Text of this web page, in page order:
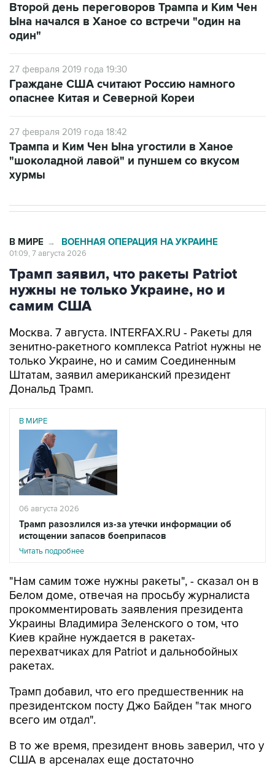
Второй день переговоров Трампа и Ким Чен
Ына начался в Ханое со встречи "один на
один"
27 февраля 2019 года 19:30
Граждане США считают Россию намного
опаснее Китая и Северной Кореи
27 февраля 2019 года 18:42
Трампа и Ким Чен Ына угостили в Ханое
"шоколадной лавой" и пуншем со вкусом
хурмы
В МИРЕ → ВОЕННАЯ ОПЕРАЦИЯ НА УКРАИНЕ
01:09, 7 августа 2026
Трамп заявил, что ракеты Patriot
нужны не только Украине, но и
самим США
Москва. 7 августа. INTERFAX.RU - Ракеты для
зенитно-ракетного комплекса Patriot нужны не
только Украине, но и самим Соединенным
Штатам, заявил американский президент
Дональд Трамп.
В МИРЕ
06 августа 2026
Трамп разозлился из-за утечки информации об
истощении запасов боеприпасов
Читать подробнее
"Нам самим тоже нужны ракеты", - сказал он в
Белом доме, отвечая на просьбу журналиста
прокомментировать заявления президента
Украины Владимира Зеленского о том, что
Киев крайне нуждается в ракетах-
перехватчиках для Patriot и дальнобойных
ракетах.
Трамп добавил, что его предшественник на
президентском посту Джо Байден "так много
всего им отдал".
В то же время, президент вновь заверил, что у
США в арсеналах еще достаточно